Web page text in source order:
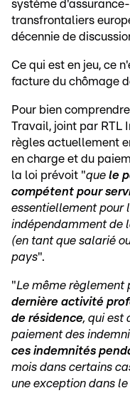
système
transfrontaliers
décennie de
Ce qui est en jeu, ce
facture du chômage
Pour bien
Travail, joint par RTL
règles actuellement
en charge et du
la loi prévoit "que le
compétent pour
essentiellement pour
indépendamment de
(en tant que salarié
pays".
"Le même règlement
dernière activité
de résidence, qui est
paiement des
ces indemnités
mois dans certains
une exception dans